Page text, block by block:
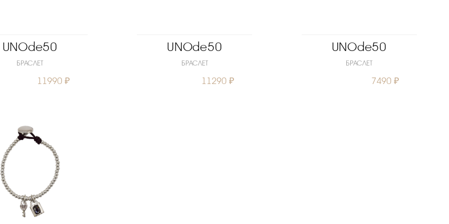
UNOde50
БРАСЛЕТ
11990 ₽
UNOde50
БРАСЛЕТ
11290 ₽
UNOde50
БРАСЛЕТ
7490 ₽